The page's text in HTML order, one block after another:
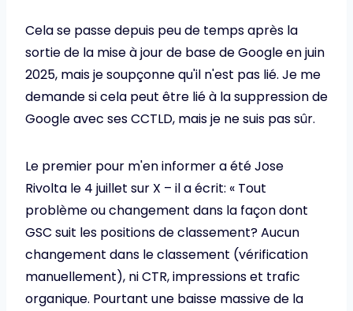
Cela se passe depuis peu de temps après la
sortie de la mise à jour de base de Google en juin
2025, mais je soupçonne qu'il n'est pas lié. Je me
demande si cela peut être lié à la suppression de
Google avec ses CCTLD, mais je ne suis pas sûr.
Le premier pour m'en informer a été Jose
Rivolta le 4 juillet sur X – il a écrit: « Tout
problème ou changement dans la façon dont
GSC suit les positions de classement? Aucun
changement dans le classement (vérification
manuellement), ni CTR, impressions et trafic
organique. Pourtant une baisse massive de la